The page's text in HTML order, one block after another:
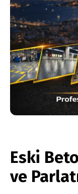
Eski
ve